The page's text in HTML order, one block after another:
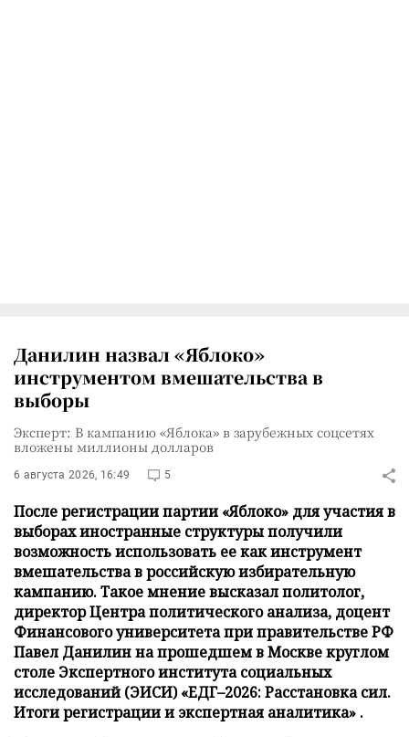
Данилин назвал «Яблоко»
инструментом вмешательства в
выборы
Эксперт: В кампанию «Яблока» в зарубежных соцсетях
вложены миллионы долларов
6 августа 2026, 16:49 5
После регистрации партии «Яблоко» для участия в
выборах иностранные структуры получили
возможность использовать ее как инструмент
вмешательства в российскую избирательную
кампанию. Такое мнение высказал политолог,
директор Центра политического анализа, доцент
Финансового университета при правительстве РФ
Павел Данилин на прошедшем в Москве круглом
столе Экспертного института социальных
исследований (ЭИСИ) «ЕДГ–2026: Расстановка сил.
Итоги регистрации и экспертная аналитика» .